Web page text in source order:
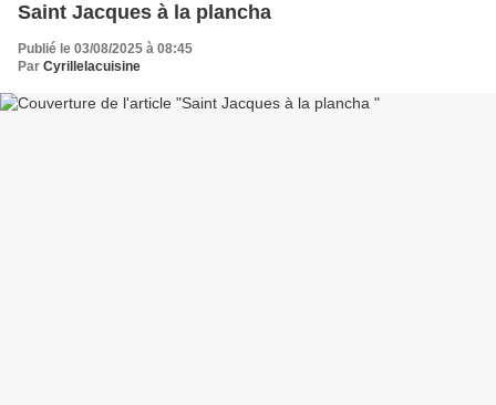
Saint Jacques à la plancha
Publié le 03/08/2025 à 08:45
Par Cyrillelacuisine